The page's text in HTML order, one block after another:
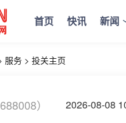
首页 快讯 新闻
服务 > 投关主页
） 2026-08-08